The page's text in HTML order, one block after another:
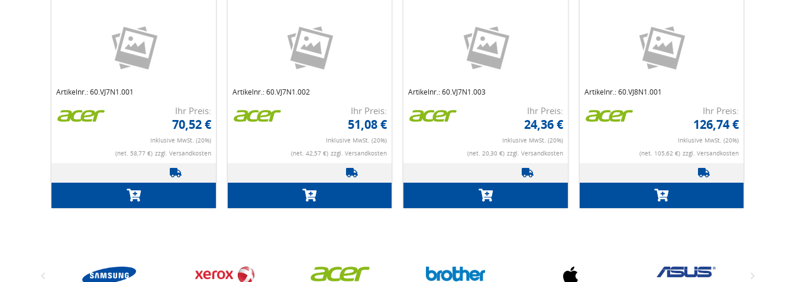
Artikelnr.: 60.VJ7N1.001
Ihr Preis:
70,52 €
Inklusive MwSt. (20%)
(net. 58,77 €) zzgl. Versandkosten
Artikelnr.: 60.VJ7N1.002
Ihr Preis:
51,08 €
Inklusive MwSt. (20%)
(net. 42,57 €) zzgl. Versandkosten
Artikelnr.: 60.VJ7N1.003
Ihr Preis:
24,36 €
Inklusive MwSt. (20%)
(net. 20,30 €) zzgl. Versandkosten
Artikelnr.: 60.VJ8N1.001
Ihr Preis:
126,74 €
Inklusive MwSt. (20%)
(net. 105,62 €) zzgl. Versandkosten